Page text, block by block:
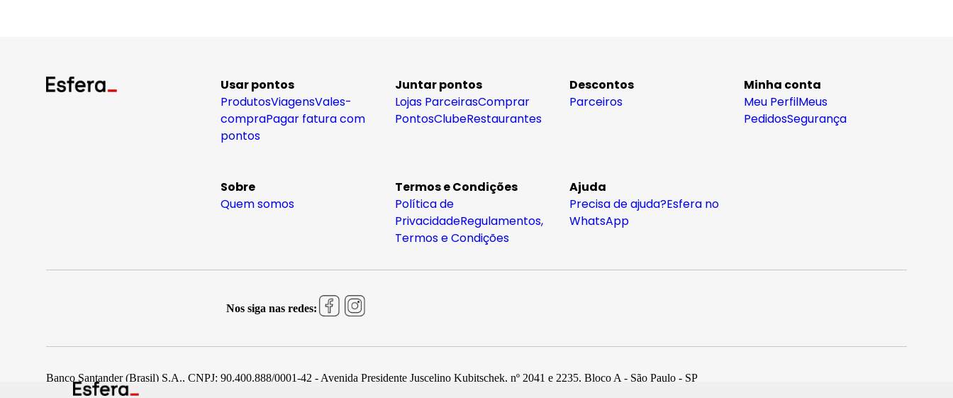
Usar pontos
ProdutosViagensVales-
compraPagar fatura com
pontos
Juntar pontos
Lojas ParceirasComprar
PontosClubeRestaurantes
Descontos
Parceiros
Minha conta
Meu PerfilMeus
PedidosSegurança
Sobre
Quem somos
Termos e Condições
Política de
PrivacidadeRegulamentos,
Termos e Condições
Ajuda
Precisa de ajuda?Esfera no
WhatsApp
Nos siga nas redes:
Banco Santander (Brasil) S.A., CNPJ: 90.400.888/0001-42 - Avenida Presidente Juscelino Kubitschek, nº 2041 e 2235, Bloco A - São Paulo - SP